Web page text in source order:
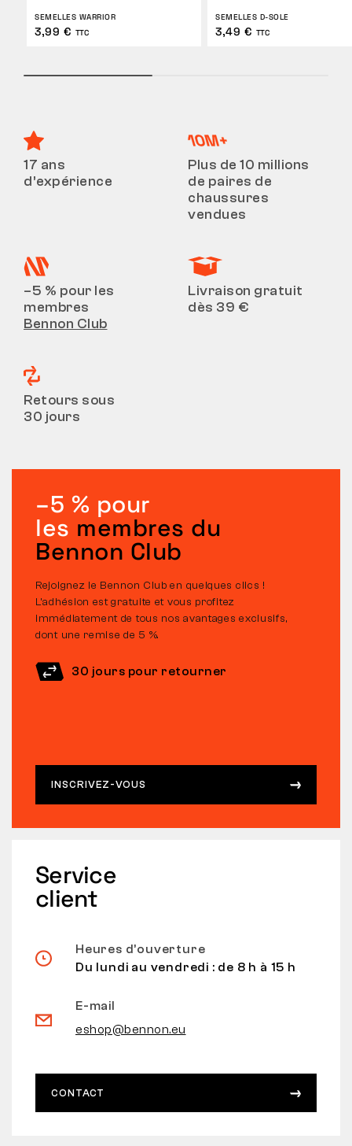
SEMELLES WARRIOR
3,99 € TTC
SEMELLES D-SOLE
3,49 € TTC
17 ans
d’expérience
Plus de 10 millions
de paires de
chaussures
vendues
–5 % pour les
membres
Bennon Club
Livraison gratuit
dès 39 €
Retours sous
30 jours
–5 % pour
les membres du
Bennon Club
Rejoignez le Bennon Club en quelques clics !
L’adhésion est gratuite et vous profitez
immédiatement de tous nos avantages exclusifs,
dont une remise de 5 %.
30 jours pour retourner
INSCRIVEZ-VOUS
Service
client
Heures d’ouverture
Du lundi au vendredi : de 8 h à 15 h
E-mail
eshop@bennon.eu
CONTACT